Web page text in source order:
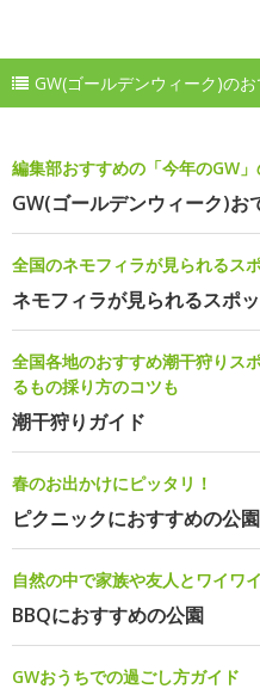
GW(ゴールデンウィーク)の
編集部おすすめの「今年のGW
GW(ゴールデンウィーク)お
全国のネモフィラが見られるス
ネモフィラが見られるスポ
全国各地のおすすめ潮干狩りス
るもの採り方のコツも
潮干狩りガイド
春のお出かけにピッタリ！
ピクニックにおすすめの公園
自然の中で家族や友人とワイワ
BBQにおすすめの公園
GWおうちでの過ごし方ガイド